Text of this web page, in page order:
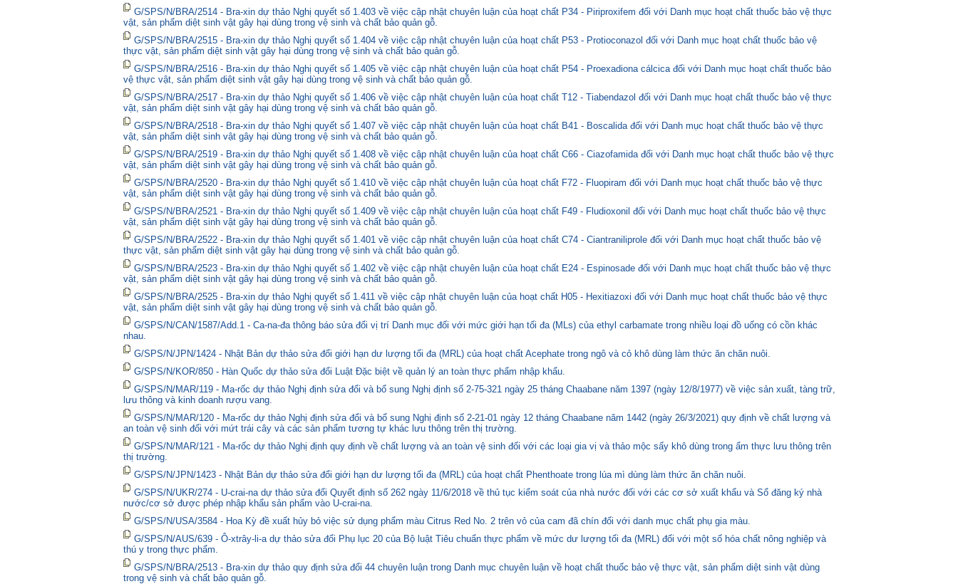
G/SPS/N/BRA/2514 - Bra-xin dự thảo Nghị quyết số 1.403 về việc cập nhật chuyên luận của hoạt chất P34 - Piriproxifem đối với Danh mục hoạt chất thuốc bảo vệ thực
vật, sản phẩm diệt sinh vật gây hại dùng trong vệ sinh và chất bảo quản gỗ.
G/SPS/N/BRA/2515 - Bra-xin dự thảo Nghị quyết số 1.404 về việc cập nhật chuyên luận của hoạt chất P53 - Protioconazol đối với Danh mục hoạt chất thuốc bảo vệ
thực vật, sản phẩm diệt sinh vật gây hại dùng trong vệ sinh và chất bảo quản gỗ.
G/SPS/N/BRA/2516 - Bra-xin dự thảo Nghị quyết số 1.405 về việc cập nhật chuyên luận của hoạt chất P54 - Proexadiona cálcica đối với Danh mục hoạt chất thuốc bảo
vệ thực vật, sản phẩm diệt sinh vật gây hại dùng trong vệ sinh và chất bảo quản gỗ.
G/SPS/N/BRA/2517 - Bra-xin dự thảo Nghị quyết số 1.406 về việc cập nhật chuyên luận của hoạt chất T12 - Tiabendazol đối với Danh mục hoạt chất thuốc bảo vệ thực
vật, sản phẩm diệt sinh vật gây hại dùng trong vệ sinh và chất bảo quản gỗ.
G/SPS/N/BRA/2518 - Bra-xin dự thảo Nghị quyết số 1.407 về việc cập nhật chuyên luận của hoạt chất B41 - Boscalida đối với Danh mục hoạt chất thuốc bảo vệ thực
vật, sản phẩm diệt sinh vật gây hại dùng trong vệ sinh và chất bảo quản gỗ.
G/SPS/N/BRA/2519 - Bra-xin dự thảo Nghị quyết số 1.408 về việc cập nhật chuyên luận của hoạt chất C66 - Ciazofamida đối với Danh mục hoạt chất thuốc bảo vệ thực
vật, sản phẩm diệt sinh vật gây hại dùng trong vệ sinh và chất bảo quản gỗ.
G/SPS/N/BRA/2520 - Bra-xin dự thảo Nghị quyết số 1.410 về việc cập nhật chuyên luận của hoạt chất F72 - Fluopiram đối với Danh mục hoạt chất thuốc bảo vệ thực
vật, sản phẩm diệt sinh vật gây hại dùng trong vệ sinh và chất bảo quản gỗ.
G/SPS/N/BRA/2521 - Bra-xin dự thảo Nghị quyết số 1.409 về việc cập nhật chuyên luận của hoạt chất F49 - Fludioxonil đối với Danh mục hoạt chất thuốc bảo vệ thực
vật, sản phẩm diệt sinh vật gây hại dùng trong vệ sinh và chất bảo quản gỗ.
G/SPS/N/BRA/2522 - Bra-xin dự thảo Nghị quyết số 1.401 về việc cập nhật chuyên luận của hoạt chất C74 - Ciantraniliprole đối với Danh mục hoạt chất thuốc bảo vệ
thực vật, sản phẩm diệt sinh vật gây hại dùng trong vệ sinh và chất bảo quản gỗ.
G/SPS/N/BRA/2523 - Bra-xin dự thảo Nghị quyết số 1.402 về việc cập nhật chuyên luận của hoạt chất E24 - Espinosade đối với Danh mục hoạt chất thuốc bảo vệ thực
vật, sản phẩm diệt sinh vật gây hại dùng trong vệ sinh và chất bảo quản gỗ.
G/SPS/N/BRA/2525 - Bra-xin dự thảo Nghị quyết số 1.411 về việc cập nhật chuyên luận của hoạt chất H05 - Hexitiazoxi đối với Danh mục hoạt chất thuốc bảo vệ thực
vật, sản phẩm diệt sinh vật gây hại dùng trong vệ sinh và chất bảo quản gỗ.
G/SPS/N/CAN/1587/Add.1 - Ca-na-đa thông báo sửa đổi vị trí Danh mục đối với mức giới hạn tối đa (MLs) của ethyl carbamate trong nhiều loại đồ uống có cồn khác
nhau.
G/SPS/N/JPN/1424 - Nhật Bản dự thảo sửa đổi giới hạn dư lượng tối đa (MRL) của hoạt chất Acephate trong ngô và cỏ khô dùng làm thức ăn chăn nuôi.
G/SPS/N/KOR/850 - Hàn Quốc dự thảo sửa đổi Luật Đặc biệt về quản lý an toàn thực phẩm nhập khẩu.
G/SPS/N/MAR/119 - Ma-rốc dự thảo Nghị định sửa đổi và bổ sung Nghị định số 2-75-321 ngày 25 tháng Chaabane năm 1397 (ngày 12/8/1977) về việc sản xuất, tàng trữ,
lưu thông và kinh doanh rượu vang.
G/SPS/N/MAR/120 - Ma-rốc dự thảo Nghị định sửa đổi và bổ sung Nghị định số 2-21-01 ngày 12 tháng Chaabane năm 1442 (ngày 26/3/2021) quy định về chất lượng và
an toàn vệ sinh đối với mứt trái cây và các sản phẩm tương tự khác lưu thông trên thị trường.
G/SPS/N/MAR/121 - Ma-rốc dự thảo Nghị định quy định về chất lượng và an toàn vệ sinh đối với các loại gia vị và thảo mộc sấy khô dùng trong ẩm thực lưu thông trên
thị trường.
G/SPS/N/JPN/1423 - Nhật Bản dự thảo sửa đổi giới hạn dư lượng tối đa (MRL) của hoạt chất Phenthoate trong lúa mì dùng làm thức ăn chăn nuôi.
G/SPS/N/UKR/274 - U-crai-na dự thảo sửa đổi Quyết định số 262 ngày 11/6/2018 về thủ tục kiểm soát của nhà nước đối với các cơ sở xuất khẩu và Sổ đăng ký nhà
nước/cơ sở được phép nhập khẩu sản phẩm vào U-crai-na.
G/SPS/N/USA/3584 - Hoa Kỳ đề xuất hủy bỏ việc sử dụng phẩm màu Citrus Red No. 2 trên vỏ của cam đã chín đối với danh mục chất phụ gia màu.
G/SPS/N/AUS/639 - Ô-xtrây-li-a dự thảo sửa đổi Phụ lục 20 của Bộ luật Tiêu chuẩn thực phẩm về mức dư lượng tối đa (MRL) đối với một số hóa chất nông nghiệp và
thú y trong thực phẩm.
G/SPS/N/BRA/2513 - Bra-xin dự thảo quy định sửa đổi 44 chuyên luận trong Danh mục chuyên luận về hoạt chất thuốc bảo vệ thực vật, sản phẩm diệt sinh vật dùng
trong vệ sinh và chất bảo quản gỗ.